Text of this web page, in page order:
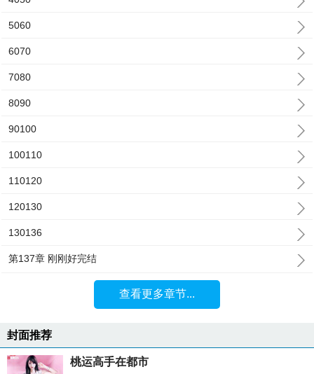
5060
6070
7080
8090
90100
100110
110120
120130
130136
第137章 刚刚好完结
查看更多章节...
封面推荐
桃运高手在都市